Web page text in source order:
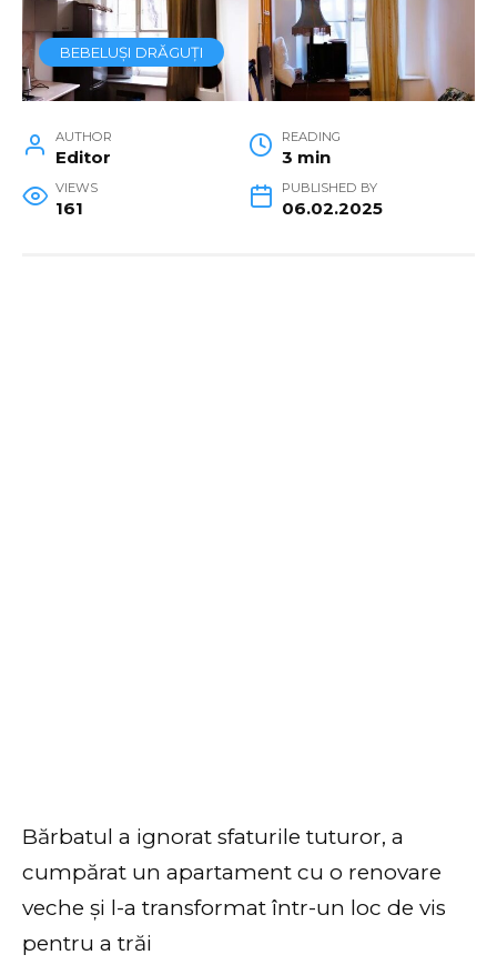
BEBELUȘI DRĂGUȚI
AUTHOR
Editor
READING
3 min
VIEWS
161
PUBLISHED BY
06.02.2025
Bărbatul a ignorat sfaturile tuturor, a
cumpărat un apartament cu o renovare
veche și l-a transformat într-un loc de vis
pentru a trăi